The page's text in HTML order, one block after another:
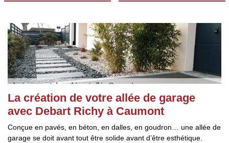
La création de votre allée de garage
avec Debart Richy à Caumont
Conçue en pavés, en béton, en dalles, en goudron… une allée de
garage se doit avant tout être solide avant d’être esthétique.